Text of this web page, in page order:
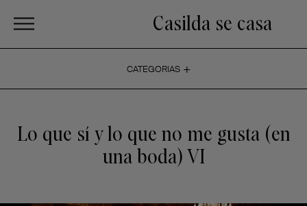
Casilda se casa
CATEGORIAS +
Lo que sí y lo que no me gusta (en
una boda) VI